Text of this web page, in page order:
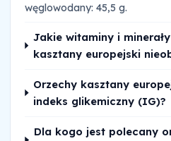
węglowodany: 45,5 g.
Jakie witaminy i
kasztany europejski
Orzechy kasztany
indeks glikemiczny (IG)?
Dla kogo jest polecany